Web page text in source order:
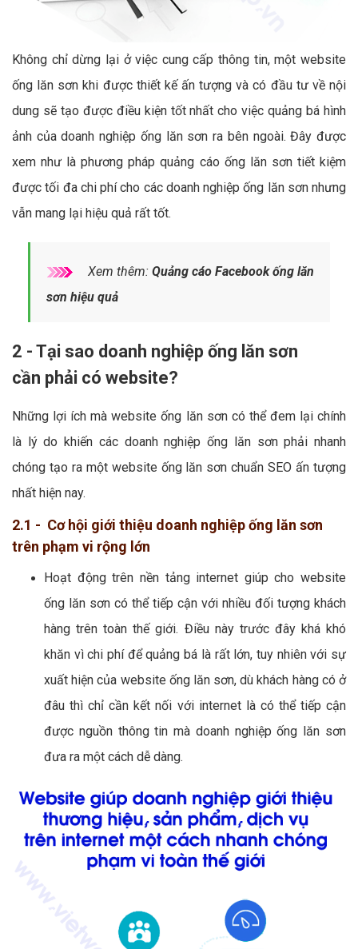
Không chỉ dừng lại ở việc cung cấp thông tin, một website
ống lăn sơn khi được thiết kế ấn tượng và có đầu tư về nội
dung sẽ tạo được điều kiện tốt nhất cho việc quảng bá hình
ảnh của doanh nghiệp ống lăn sơn ra bên ngoài. Đây được
xem như là phương pháp quảng cáo ống lăn sơn tiết kiệm
được tối đa chi phí cho các doanh nghiệp ống lăn sơn nhưng
vẫn mang lại hiệu quả rất tốt.
Xem thêm: Quảng cáo Facebook ống lăn
sơn hiệu quả
2 - Tại sao doanh nghiệp ống lăn sơn
cần phải có website?
Những lợi ích mà website ống lăn sơn có thể đem lại chính
là lý do khiến các doanh nghiệp ống lăn sơn phải nhanh
chóng tạo ra một website ống lăn sơn chuẩn SEO ấn tượng
nhất hiện nay.
2.1 - Cơ hội giới thiệu doanh nghiệp ống lăn sơn
trên phạm vi rộng lớn
Hoạt động trên nền tảng internet giúp cho website
ống lăn sơn có thể tiếp cận với nhiều đối tượng khách
hàng trên toàn thế giới. Điều này trước đây khá khó
khăn vì chi phí để quảng bá là rất lớn, tuy nhiên với sự
xuất hiện của website ống lăn sơn, dù khách hàng có ở
đâu thì chỉ cần kết nối với internet là có thể tiếp cận
được nguồn thông tin mà doanh nghiệp ống lăn sơn
đưa ra một cách dễ dàng.